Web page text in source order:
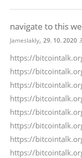
navigate to this
Jameslakly, 29. 10. 2020
https://
https://
https://
https://
https://
https://
https://
https://